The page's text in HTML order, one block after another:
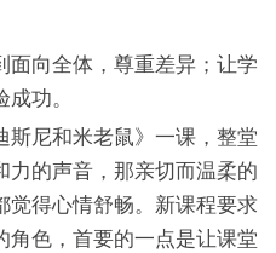
面向全体，尊重差异；让学
功。
斯尼和米老鼠》一课，整堂
力的声音，那亲切而温柔的
觉得心情舒畅。新课程要求
角色，首要的一点是让课堂